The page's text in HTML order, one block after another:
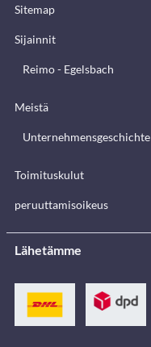
Sitemap
Sijainnit
Reimo - Egelsbach
Meistä
Unternehmensgeschichte
Toimituskulut
peruuttamisoikeus
Lähetämme